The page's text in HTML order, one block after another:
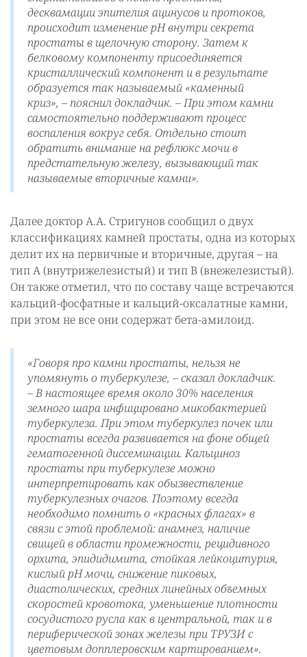
десквамации эпителия ацинусов и протоков,
происходит изменение рН внутри секрета
простаты в щелочную сторону. Затем к
белковому компоненту присоединяется
кристаллический компонент и в результате
образуется так называемый «каменный
криз», –пояснил докладчик. – При этом камни
самостоятельно поддерживают процесс
воспаления вокруг себя. Отдельно стоит
обратить внимание на рефлюкс мочи в
предстательную железу, вызывающий так
называемые вторичные камни».
Далее доктор А.А. Стригунов сообщил о двух
классификациях камней простаты, одна из которых
делит их на первичные и вторичные, другая – на
тип А (внутрижелезистый) и тип В (внежелезистый).
Он также отметил, что по составу чаще встречаются
кальций-фосфатные и кальций-оксалатные камни,
при этом не все они содержат бета-амилоид.
«Говоря про камни простаты, нельзя не
упомянуть о туберкулезе, –сказал докладчик.
– В настоящее время около 30% населения
земного шара инфицировано микобактерией
туберкулеза. При этом туберкулез почек или
простаты всегда развивается на фоне общей
гематогенной диссеминации. Кальциноз
простаты при туберкулезе можно
интерпретировать как обызвествление
туберкулезных очагов. Поэтому всегда
необходимо помнить о «красных флагах» в
связи с этой проблемой: анамнез, наличие
свищей в области промежности, рецидивного
орхита, эпидидимита, стойкая лейкоцитурия,
кислый рН мочи, снижение пиковых,
диастолических, средних линейных объемных
скоростей кровотока, уменьшение плотности
сосудистого русла как в центральной, так и в
периферической зонах железы при ТРУЗИ с
цветовым допплеровским картированием».